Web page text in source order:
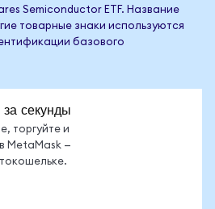
Semiconductor ETF. Название
товарные знаки используются
базового
секунды
торгуйте и
MetaMask —